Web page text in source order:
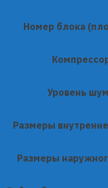
Номер блока
Уровень
Размеры
Размеры